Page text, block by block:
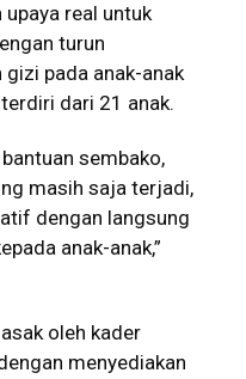
upaya real untuk
turun
pada anak-anak
dari 21 anak.
sembako,
masih saja terjadi,
dengan langsung
anak-anak,”
oleh kader
menyediakan